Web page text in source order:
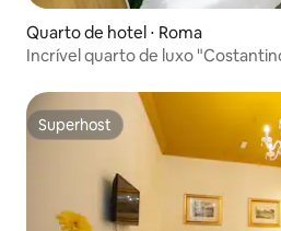
Quarto de hotel ⋅ Roma
Incrível quarto de luxo
Superhost
Superhost